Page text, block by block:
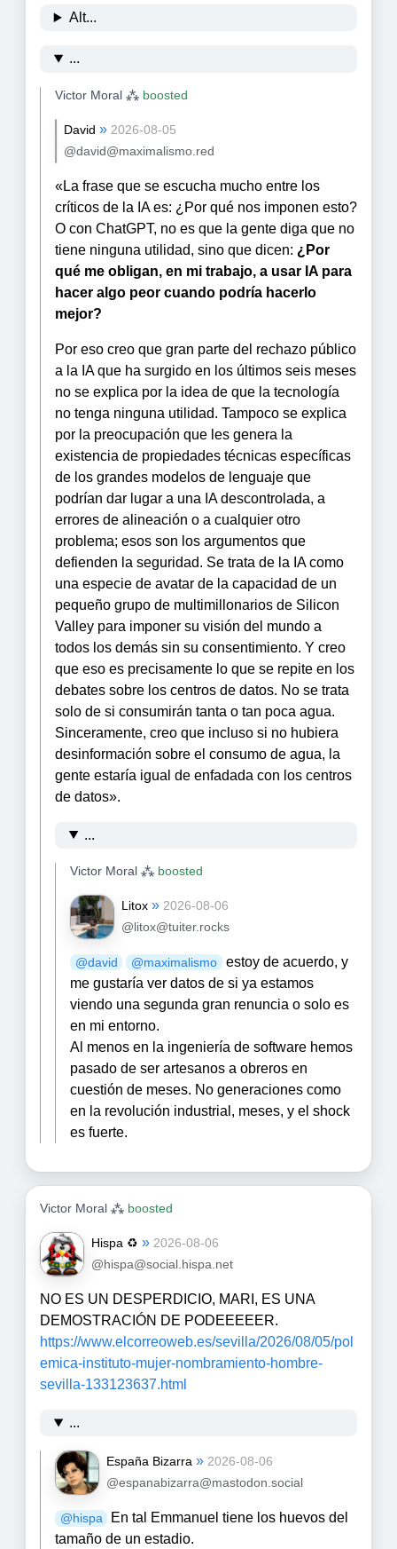
Alt...
...
Victor Moral ⁂boosted
David » 2026-08-05
@david@maximalismo.red
«La frase que se escucha mucho entre los
críticos de la IA es: ¿Por qué nos imponen esto?
O con ChatGPT, no es que la gente diga que no
tiene ninguna utilidad, sino que dicen: ¿Por
qué me obligan, en mi trabajo, a usar IA para
hacer algo peor cuando podría hacerlo
mejor?
Por eso creo que gran parte del rechazo público
a la IA que ha surgido en los últimos seis meses
no se explica por la idea de que la tecnología
no tenga ninguna utilidad. Tampoco se explica
por la preocupación que les genera la
existencia de propiedades técnicas específicas
de los grandes modelos de lenguaje que
podrían dar lugar a una IA descontrolada, a
errores de alineación o a cualquier otro
problema; esos son los argumentos que
defienden la seguridad. Se trata de la IA como
una especie de avatar de la capacidad de un
pequeño grupo de multimillonarios de Silicon
Valley para imponer su visión del mundo a
todos los demás sin su consentimiento. Y creo
que eso es precisamente lo que se repite en los
debates sobre los centros de datos. No se trata
solo de si consumirán tanta o tan poca agua.
Sinceramente, creo que incluso si no hubiera
desinformación sobre el consumo de agua, la
gente estaría igual de enfadada con los centros
de datos».
...
Victor Moral ⁂boosted
Litox » 2026-08-06
@litox@tuiter.rocks
@david @maximalismo estoy de acuerdo, y
me gustaría ver datos de si ya estamos
viendo una segunda gran renuncia o solo es
en mi entorno.
Al menos en la ingeniería de software hemos
pasado de ser artesanos a obreros en
cuestión de meses. No generaciones como
en la revolución industrial, meses, y el shock
es fuerte.
Victor Moral ⁂boosted
Hispa ♻️ » 2026-08-06
@hispa@social.hispa.net
NO ES UN DESPERDICIO, MARI, ES UNA
DEMOSTRACIÓN DE PODEEEEER.
https://www.elcorreoweb.es/sevilla/2026/08/05/pol
emica-instituto-mujer-nombramiento-hombre-
sevilla-133123637.html
...
España Bizarra » 2026-08-06
@espanabizarra@mastodon.social
@hispa
En tal Emmanuel tiene los huevos del
tamaño de un estadio.